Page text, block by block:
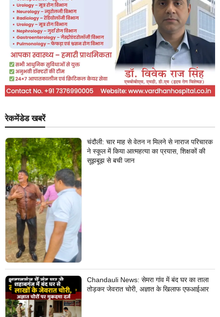
रेकमेंडेड खबरें
चंदौली: चार माह से वेतन न मिलने से नाराज परिचारक
ने स्कूल में किया आत्महत्या का प्रयास, शिक्षकों की
सूझबूझ से बची जान
Chandauli News: सेमरा गांव में बंद घर का ताला
तोड़कर जेवरात चोरी, अज्ञात के खिलाफ एफआईआर